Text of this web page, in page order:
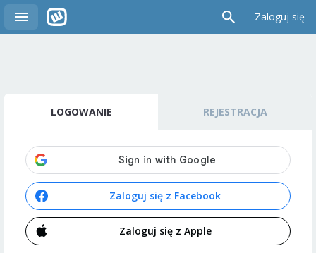
Zaloguj się
LOGOWANIE REJESTRACJA
Zaloguj się z Facebook
Zaloguj się z Apple